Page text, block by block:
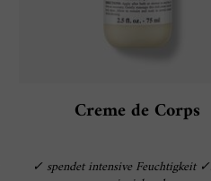
Creme de Corps
✓ spendet intensive Feuchtigkeit